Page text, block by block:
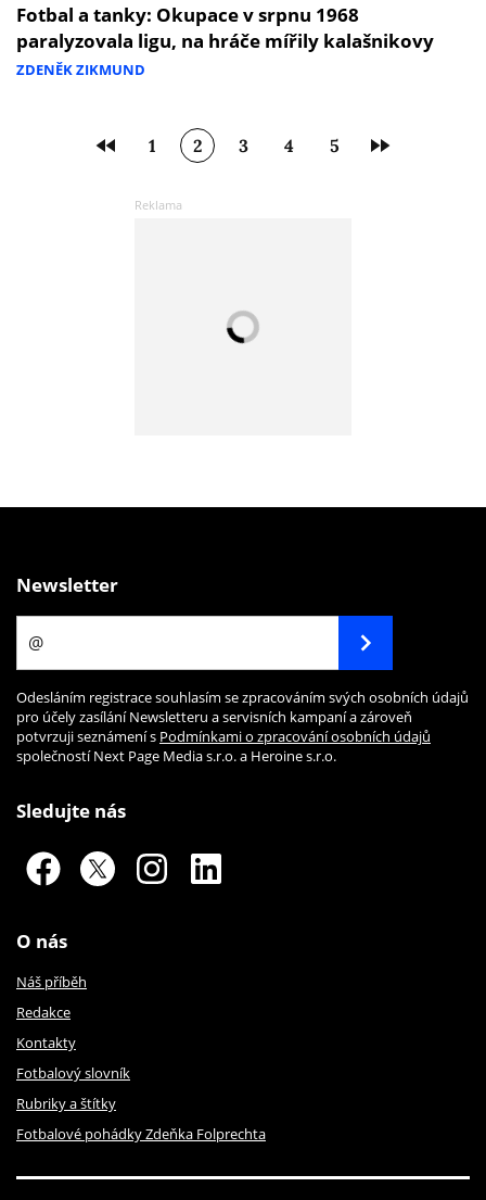
Fotbal a tanky: Okupace v srpnu 1968
paralyzovala ligu, na hráče mířily kalašnikovy
ZDENĚK ZIKMUND
1 2 3 4 5
Newsletter
Odesláním registrace souhlasím se zpracováním svých osobních údajů
pro účely zasílání Newsletteru a servisních kampaní a zároveň
potvrzuji seznámení s Podmínkami o zpracování osobních údajů
společností Next Page Media s.r.o. a Heroine s.r.o.
Sledujte nás
O nás
Náš příběh
Redakce
Kontakty
Fotbalový slovník
Rubriky a štítky
Fotbalové pohádky Zdeňka Folprechta